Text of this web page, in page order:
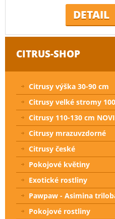
DETAIL
CITRUS-SHOP
Citrusy výška 30-90 cm
Citrusy velké stromy
Citrusy 110-130 cm
Citrusy mrazuvzdorné
Citrusy české
Pokojové květiny
Exotické rostliny
Pawpaw - Asimina
Pokojové rostliny